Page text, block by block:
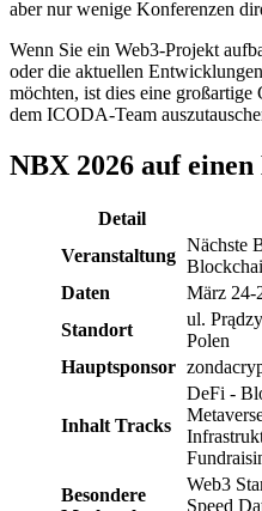
aber nur wenige Konferenzen
Wenn Sie ein Web3-Projekt
oder die aktuellen
möchten, ist dies eine
dem ICODA-Team
NBX 2026 auf
Detail
Veranstaltung
Nächste
Daten
März 24-
Standort
ul.
Polen
Hauptsponsor
Inhalt Tracks
DeFi -
Besondere
Web3
Speed